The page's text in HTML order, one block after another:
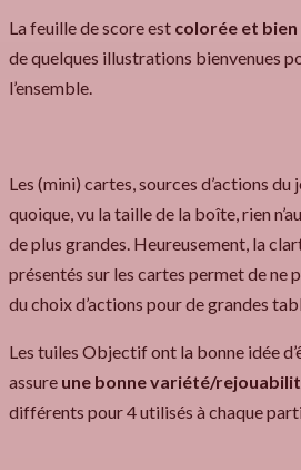
La feuille de score est colorée et
de quelques illustrations bienvenues
l’ensemble.
Les (mini) cartes, sources d’actions
quoique, vu la taille de la boîte, rien
de plus grandes. Heureusement, la
présentés sur les cartes permet de ne
du choix d’actions pour de grandes
Les tuiles Objectif ont la bonne idée
assure une bonne variété/
différents pour 4 utilisés à chaque